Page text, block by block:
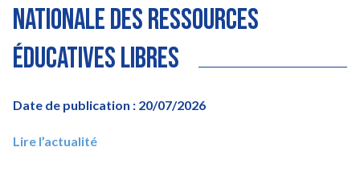
nationale des Ressources
éducatives libres
Date de publication : 20/07/2026
Lire l’actualité